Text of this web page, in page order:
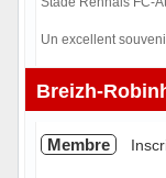
Un excellent
Hors ligne
Breizh-
Membre